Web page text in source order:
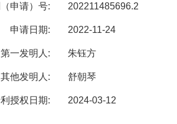
申请）号: 202211485696.2
申请日期: 2022-11-24
第一发明人: 朱钰方
其他发明人: 舒朝琴
授权日期: 2024-03-12